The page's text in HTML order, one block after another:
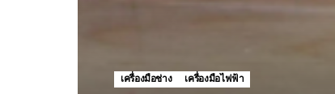
เครื่องมือช่าง เครื่องมือไฟฟ้า